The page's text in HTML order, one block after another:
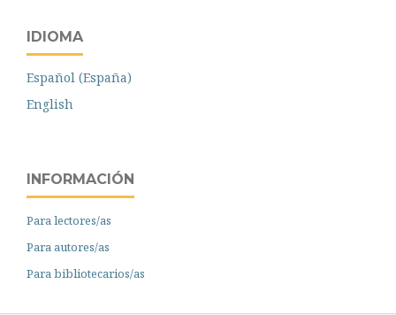
IDIOMA
Español (España)
English
INFORMACIÓN
Para lectores/as
Para autores/as
Para bibliotecarios/as